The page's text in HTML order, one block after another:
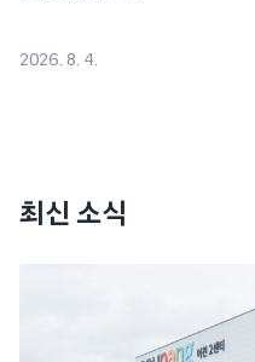
2026. 8. 4.
최신 소식